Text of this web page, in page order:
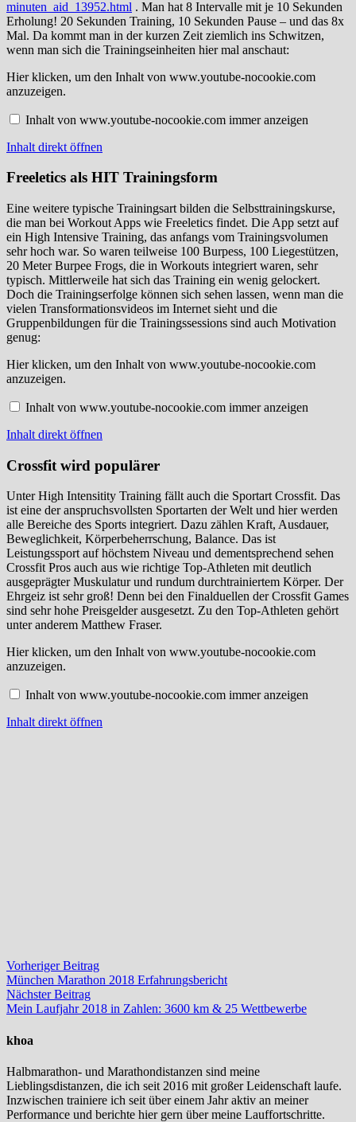
minuten_aid_13952.html . Man hat 8 Intervalle mit je 10 Sekunden
Erholung! 20 Sekunden Training, 10 Sekunden Pause – und das 8x
Mal. Da kommt man in der kurzen Zeit ziemlich ins Schwitzen,
wenn man sich die Trainingseinheiten hier mal anschaut:
Inhalt
von
www.youtube-
anzeigen
Hier klicken, um den Inhalt von www.youtube-nocookie.com
anzuzeigen.
Inhalt von www.youtube-nocookie.com immer anzeigen
Inhalt direkt öffnen
Freeletics als HIT Trainingsform
Eine weitere typische Trainingsart bilden die Selbsttrainingskurse,
die man bei Workout Apps wie Freeletics findet. Die App setzt auf
ein High Intensive Training, das anfangs vom Trainingsvolumen
sehr hoch war. So waren teilweise 100 Burpess, 100 Liegestützen,
20 Meter Burpee Frogs, die in Workouts integriert waren, sehr
typisch. Mittlerweile hat sich das Training ein wenig gelockert.
Doch die Trainingserfolge können sich sehen lassen, wenn man die
vielen Transformationsvideos im Internet sieht und die
Gruppenbildungen für die Trainingssessions sind auch Motivation
genug:
Inhalt
von
www.youtube-
anzeigen
Hier klicken, um den Inhalt von www.youtube-nocookie.com
anzuzeigen.
Inhalt von www.youtube-nocookie.com immer anzeigen
Inhalt direkt öffnen
Crossfit wird populärer
Unter High Intensitity Training fällt auch die Sportart Crossfit. Das
ist eine der anspruchsvollsten Sportarten der Welt und hier werden
alle Bereiche des Sports integriert. Dazu zählen Kraft, Ausdauer,
Beweglichkeit, Körperbeherrschung, Balance. Das ist
Leistungssport auf höchstem Niveau und dementsprechend sehen
Crossfit Pros auch aus wie richtige Top-Athleten mit deutlich
ausgeprägter Muskulatur und rundum durchtrainiertem Körper. Der
Ehrgeiz ist sehr groß! Denn bei den Finalduellen der Crossfit Games
sind sehr hohe Preisgelder ausgesetzt. Zu den Top-Athleten gehört
unter anderem Matthew Fraser.
Inhalt
von
www.youtube-
nocookie.com
anzeigen
Hier klicken, um den Inhalt von www.youtube-nocookie.com
anzuzeigen.
Inhalt von www.youtube-nocookie.com immer anzeigen
Inhalt direkt öffnen
Beitragsnavigation
Vorheriger BeitragVorheriger
Beitrag:
München Marathon 2018 Erfahrungsbericht
Nächster BeitragNächster
Beitrag:
Mein Laufjahr 2018 in Zahlen: 3600 km & 25 Wettbewerbe
khoa
Halbmarathon- und Marathondistanzen sind meine
Lieblingsdistanzen, die ich seit 2016 mit großer Leidenschaft laufe.
Inzwischen trainiere ich seit über einem Jahr aktiv an meiner
Performance und berichte hier gern über meine Lauffortschritte.